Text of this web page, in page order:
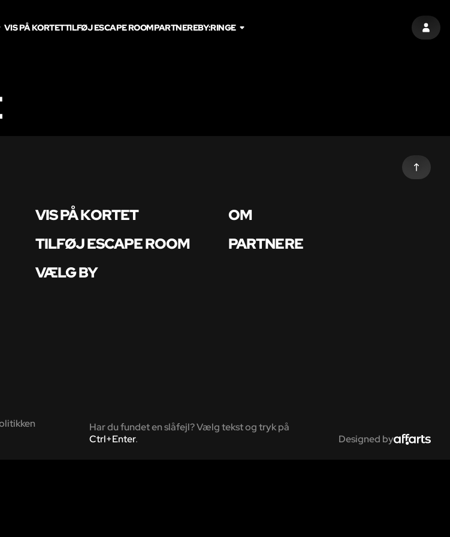
LOG
VIS PÅ KORTETTILFØJ ESCAPE ROOMPARTNEREBY:RINGE
VIS PÅ KORTET
OM
TILFØJ ESCAPE ROOM
PARTNERE
VÆLG BY
Har du fundet en slåfejl? Vælg tekst og tryk på
Ctrl+Enter. Designed by